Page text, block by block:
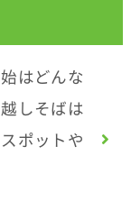
はどんな
しそばは
ポットや